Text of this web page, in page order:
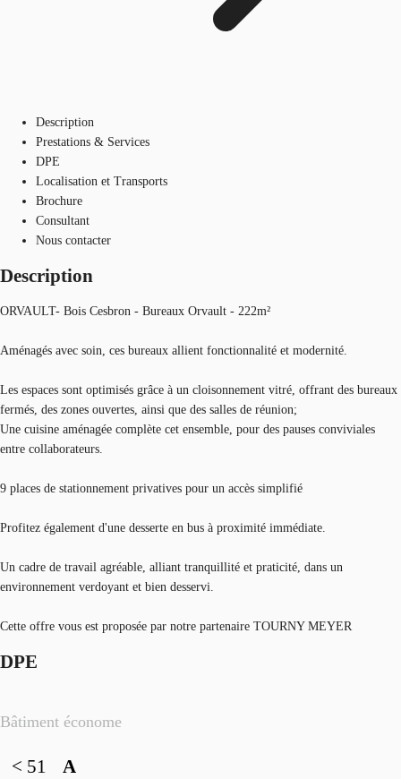
Description
Prestations & Services
DPE
Localisation et Transports
Brochure
Consultant
Nous contacter
Description
ORVAULT- Bois Cesbron - Bureaux Orvault - 222m²
Aménagés avec soin, ces bureaux allient fonctionnalité et modernité.
Les espaces sont optimisés grâce à un cloisonnement vitré, offrant des bureaux
fermés, des zones ouvertes, ainsi que des salles de réunion;
Une cuisine aménagée complète cet ensemble, pour des pauses conviviales
entre collaborateurs.
9 places de stationnement privatives pour un accès simplifié
Profitez également d'une desserte en bus à proximité immédiate.
Un cadre de travail agréable, alliant tranquillité et praticité, dans un
environnement verdoyant et bien desservi.
Cette offre vous est proposée par notre partenaire TOURNY MEYER
DPE
Bâtiment économe
A
< 51